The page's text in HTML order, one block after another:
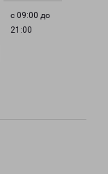
с 09:00 до
21:00